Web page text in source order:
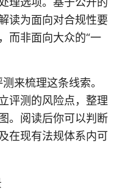
读为面向对合规性要
而非面向大众的“一
来梳理这条线索。
评测的风险点，整理
。阅读后你可以判断
在现有法规体系内可